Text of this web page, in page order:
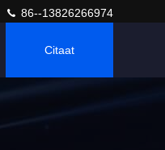
86--13826266974
Citaat